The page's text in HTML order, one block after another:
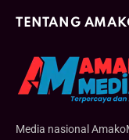
TENTANG
Media nasional